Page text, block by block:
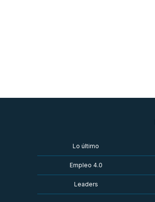
Lo último
Empleo 4.0
Leaders